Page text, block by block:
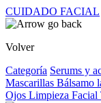
CUIDADO FACIAL
Volver
Categoría Serums y
Mascarillas Bálsamo
Ojos Limpieza Facial